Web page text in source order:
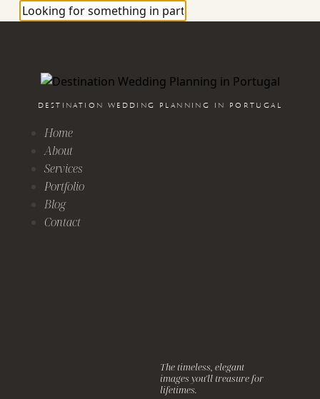
DESTINATION WEDDING PLANNING IN PORTUGAL
Home
About
Services
Portfolio
Blog
Contact
The timeless, elegant
images you'll treasure for
lifetimes.